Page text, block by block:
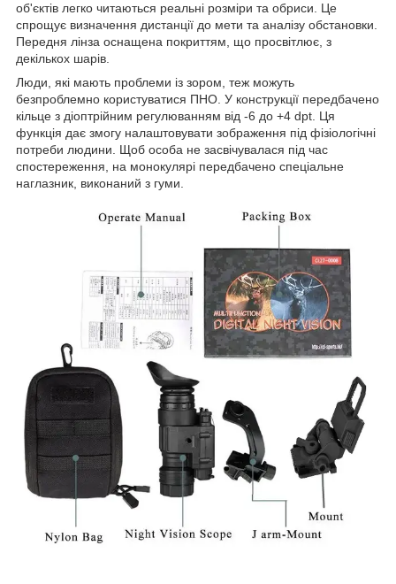
об'єктів легко читаються реальні розміри та обриси. Це
спрощує визначення дистанції до мети та аналізу обстановки.
Передня лінза оснащена покриттям, що просвітлює, з
декількох шарів.
Люди, які мають проблеми із зором, теж можуть
безпроблемно користуватися ПНО. У конструкції передбачено
кільце з діоптрійним регулюванням від -6 до +4 dpt. Ця
функція дає змогу налаштовувати зображення під фізіологічні
потреби людини. Щоб особа не засвічувалася під час
спостереження, на монокулярі передбачено спеціальне
наглазник, виконаний з гуми.